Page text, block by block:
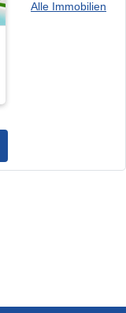
Alle Immobilien